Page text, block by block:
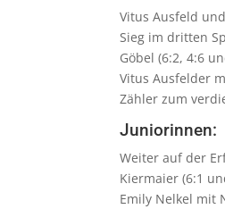
Vitus Ausfeld
Sieg im dritten
Göbel (6:2, 4:6
Vitus Ausfelder
Zähler zum
Juniorinnen:
Weiter auf der
Kiermaier (6:1
Emily Nelkel mit